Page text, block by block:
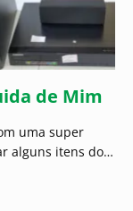
de Mim
uma super
alguns itens do…